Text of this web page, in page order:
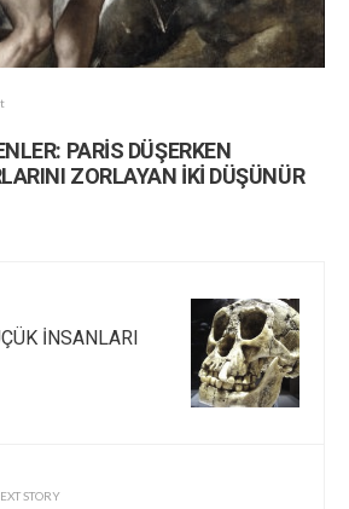
PARİS DÜŞERKEN
ZORLAYAN İKİ DÜŞÜNÜR
İNSANLARI
STORY